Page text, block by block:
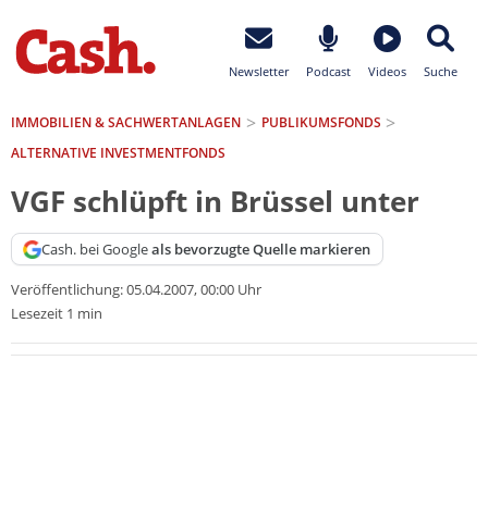
Newsletter Podcast Videos Suche
IMMOBILIEN & SACHWERTANLAGEN
PUBLIKUMSFONDS
ALTERNATIVE INVESTMENTFONDS
VGF schlüpft in Brüssel unter
Cash. bei Googleals bevorzugte Quelle markieren
Veröffentlichung:05.04.2007, 00:00 Uhr
Lesezeit 1 min